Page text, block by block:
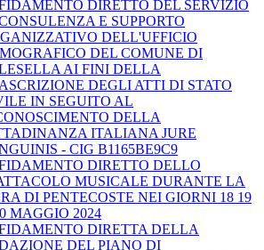
DIRETTO DEL SERVIZIO
E SUPPORTO
DELL'UFFICIO
DEL COMUNE DI
AI FINI DELLA
DEGLI ATTI DI STATO
IN SEGUITO AL
DELLA
ITALIANA JURE
- CIG B1165BE9C9
DIRETTO DELLO
MUSICALE DURANTE LA
DI PENTECOSTE NEI GIORNI 18 19
MAGGIO 2024
DIRETTA DELLA
DEL PIANO DI